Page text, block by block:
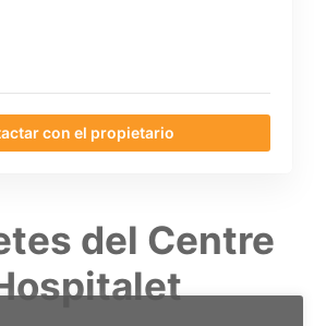
con el propietario
del Centre